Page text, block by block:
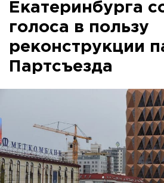
Екатеринбурга
голоса в пользу
реконструкции
Партсъезда